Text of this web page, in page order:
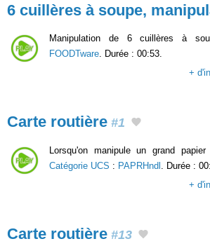
6 cuillères à soupe,
Manipulation de 6 cuillères à
FOODTware. Durée : 00:53.
+
Carte routière #1
Lorsqu'on manipule un grand
Catégorie UCS : PAPRHndl . Durée :
+
Carte routière #13